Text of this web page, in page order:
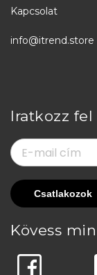
Kapcsolat
info@itrend.store
Iratkozz
Kövess